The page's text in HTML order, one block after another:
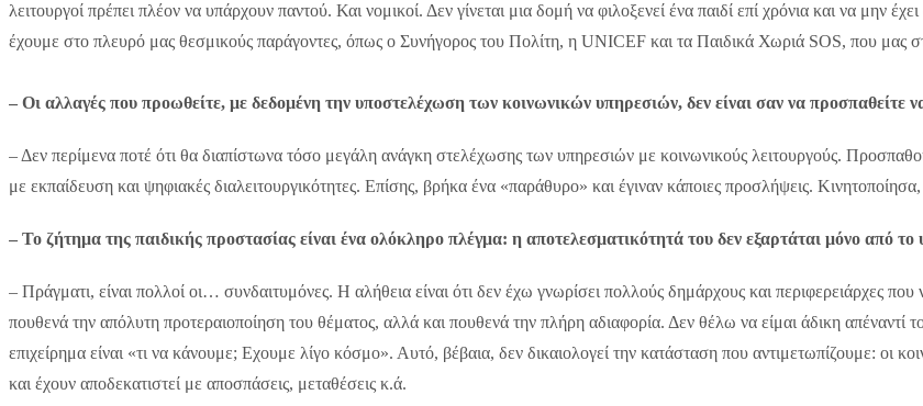
λειτουργοί πρέπει πλέον να υπάρχουν παντού. Και νομικοί. Δεν γίνεται μια δομή να φιλοξενεί ένα παιδί επί χρόνια και να μην
έχουμε στο πλευρό μας θεσμικούς παράγοντες, όπως ο Συνήγορος του Πολίτη, η UNICEF και τα Παιδικά Χωριά SOS, που μας
– Οι αλλαγές που προωθείτε, με δεδομένη την υποστελέχωση των κοινωνικών υπηρεσιών, δεν είναι σαν να προσπαθείτε
– Δεν περίμενα ποτέ ότι θα διαπίστωνα τόσο μεγάλη ανάγκη στελέχωσης των υπηρεσιών με κοινωνικούς λειτουργούς.
με εκπαίδευση και ψηφιακές διαλειτουργικότητες. Επίσης, βρήκα ένα «παράθυρο» και έγιναν κάποιες προσλήψεις.
– Το ζήτημα της παιδικής προστασίας είναι ένα ολόκληρο πλέγμα: η αποτελεσματικότητά του δεν εξαρτάται μόνο από
– Πράγματι, είναι πολλοί οι… συνδαιτυμόνες. Η αλήθεια είναι ότι δεν έχω γνωρίσει πολλούς δημάρχους και περιφερειάρχες
πουθενά την απόλυτη προτεραιοποίηση του θέματος, αλλά και πουθενά την πλήρη αδιαφορία. Δεν θέλω να είμαι άδικη
επιχείρημα είναι «τι να κάνουμε; Εχουμε λίγο κόσμο». Αυτό, βέβαια, δεν δικαιολογεί την κατάσταση που αντιμετωπίζουμε: οι
και έχουν αποδεκατιστεί με αποσπάσεις, μεταθέσεις κ.ά.